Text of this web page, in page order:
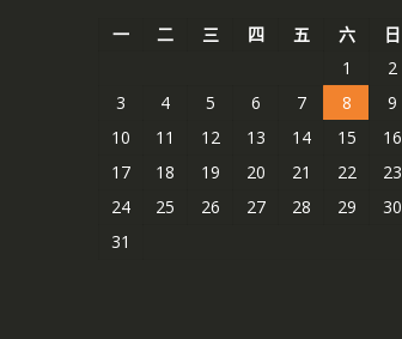
一 二 三 四 五 六
日
1
2
3
4 5 6 7 8
9
10
11 12 13 14 15
16
17
18 19 20 21 22
23
24
25 26 27 28 29
30
31